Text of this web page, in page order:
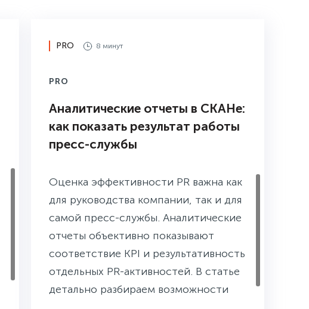
PRO 8 минут
PRO
Аналитические отчеты в СКАНе:
как показать результат работы
пресс-службы
Оценка эффективности PR важна как
для руководства компании, так и для
самой пресс-службы. Аналитические
отчеты объективно показывают
соответствие KPI и результативность
отдельных PR-активностей. В статье
детально разбираем возможности